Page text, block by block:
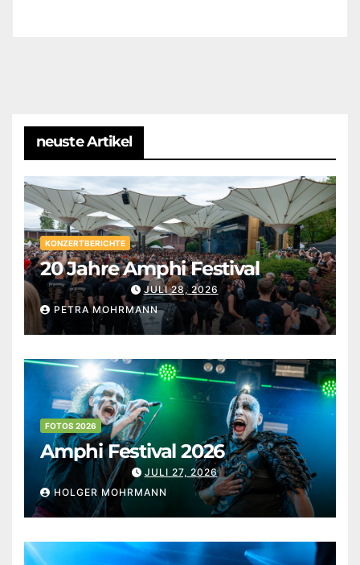
neuste Artikel
KONZERTBERICHTE
20 Jahre Amphi Festival
JULI 28, 2026
PETRA MOHRMANN
FOTOS 2026
Amphi Festival 2026
JULI 27, 2026
HOLGER MOHRMANN